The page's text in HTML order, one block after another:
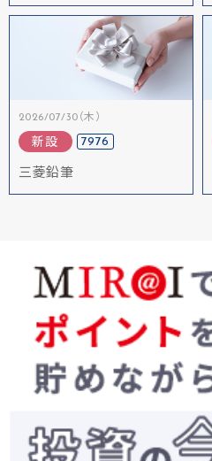
2026/07/30（木）
新設 7976
三菱鉛筆